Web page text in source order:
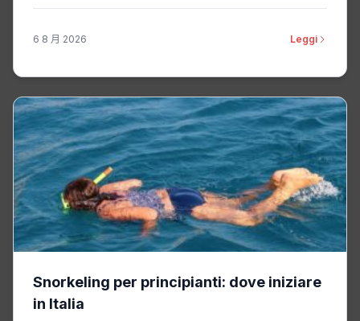
6 8 月 2026 Leggi
Snorkeling per principianti: dove iniziare
in Italia